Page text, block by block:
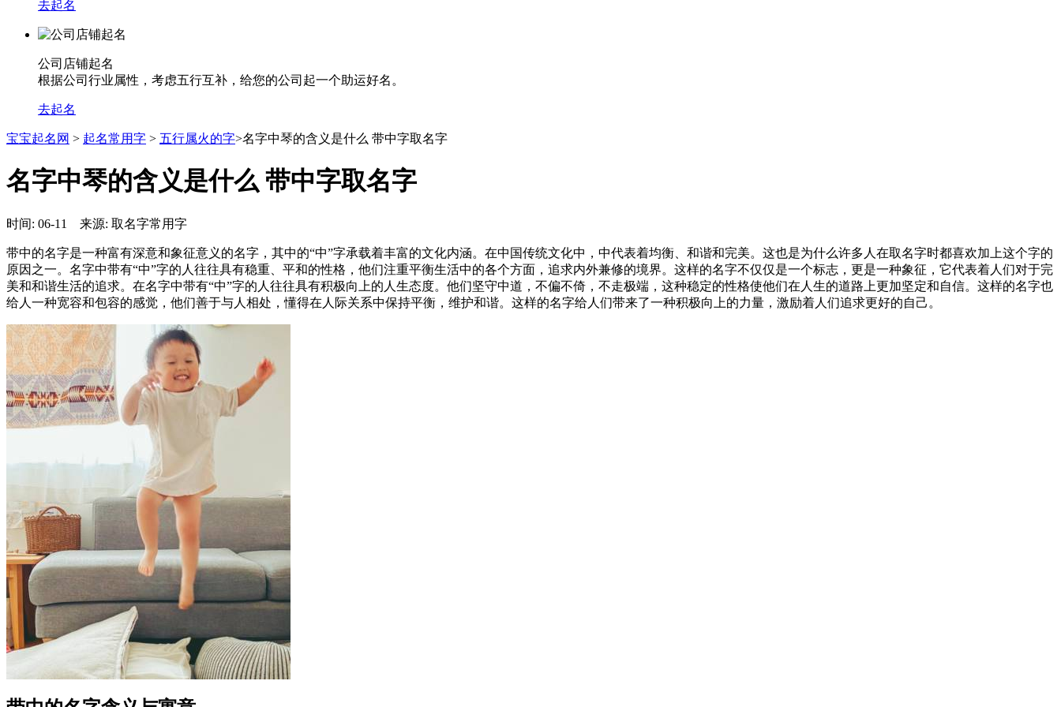
去起名
公司店铺起名
根据公司行业属性，考虑五行互补，给您的公司起一个助运好名。
去起名
宝宝起名网 > 起名常用字 > 五行属火的字>名字中琴的含义是什么 带中字取名字
名字中琴的含义是什么 带中字取名字
时间: 06-11 来源: 取名字常用字
带中的名字是一种富有深意和象征意义的名字，其中的“中”字承载着丰富的文化内涵。在中国传统文化中，中代表着均衡、和谐和完美。这也是为什么许多人在取名字时都喜欢加上这个字的
原因之一。名字中带有“中”字的人往往具有稳重、平和的性格，他们注重平衡生活中的各个方面，追求内外兼修的境界。这样的名字不仅仅是一个标志，更是一种象征，它代表着人们对于完
美和和谐生活的追求。在名字中带有“中”字的人往往具有积极向上的人生态度。他们坚守中道，不偏不倚，不走极端，这种稳定的性格使他们在人生的道路上更加坚定和自信。这样的名字也
给人一种宽容和包容的感觉，他们善于与人相处，懂得在人际关系中保持平衡，维护和谐。这样的名字给人们带来了一种积极向上的力量，激励着人们追求更好的自己。